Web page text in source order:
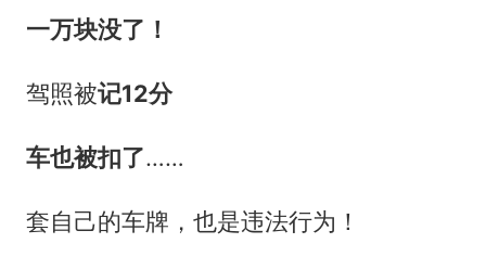
一万块没了！
驾照被记12分
车也被扣了……
套自己的车牌，也是违法行为！